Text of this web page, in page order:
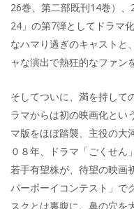
26巻、第二部既刊14巻）
24」の第7弾としてドラマ
なハマり過ぎのキャストと
ャな演出で熱狂的なファン
そしてついに、満を持して
ラマからは初の映画化とい
マ版をほぼ踏襲、主役の大
０８年、ドラマ「ごくせん
若手有望株が、待望の映画
パーボーイコンテスト」で
スクとは裏腹に、鼻の穴を